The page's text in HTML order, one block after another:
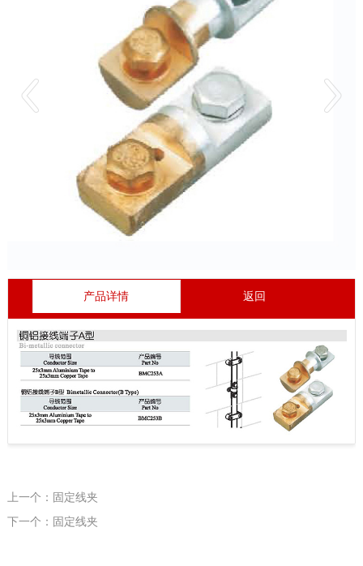
产品详情 返回
上一个：固定线夹
下一个：固定线夹